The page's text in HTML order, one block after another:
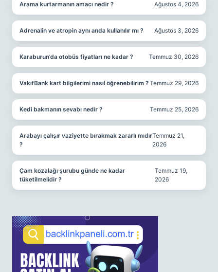
Arama kurtarmanın amacı nedir ? Ağustos 4, 2026
Adrenalin ve atropin aynı anda kullanılır mı ? Ağustos 3, 2026
Karaburun’da otobüs fiyatları ne kadar ? Temmuz 30, 2026
VakıfBank kart bilgilerimi nasıl öğrenebilirim ? Temmuz 29, 2026
Kedi bakmanın sevabı nedir ? Temmuz 25, 2026
Arabayı çalışır vaziyette bırakmak zararlı mıdır
?
Temmuz 21,
2026
Çam kozalağı şurubu günde ne kadar
tüketilmelidir ?
Temmuz 19,
2026